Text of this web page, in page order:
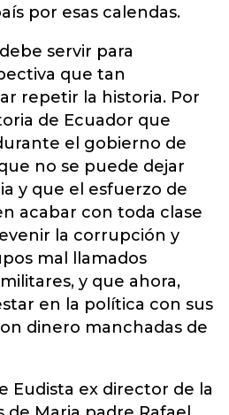
por esas calendas.
servir para
que tan
repetir la historia. Por
de Ecuador que
el gobierno de
no se puede dejar
y que el esfuerzo de
acabar con toda clase
la corrupción y
mal llamados
y que ahora,
en la política con sus
dinero manchadas de
Eudista ex director de la